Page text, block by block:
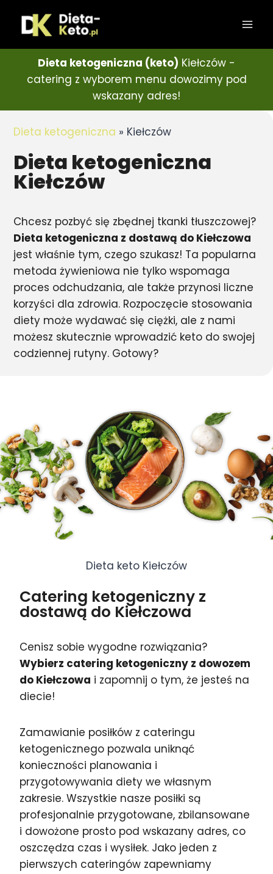
Dieta ketogeniczna (keto) Kiełczów -
catering z wyborem menu dowozimy pod
wskazany adres!
Dieta ketogeniczna » Kiełczów
Dieta ketogeniczna
Kiełczów
Chcesz pozbyć się zbędnej tkanki tłuszczowej?
Dieta ketogeniczna z dostawą do Kiełczowa
jest właśnie tym, czego szukasz! Ta popularna
metoda żywieniowa nie tylko wspomaga
proces odchudzania, ale także przynosi liczne
korzyści dla zdrowia. Rozpoczęcie stosowania
diety może wydawać się ciężki, ale z nami
możesz skutecznie wprowadzić keto do swojej
codziennej rutyny. Gotowy?
Dieta keto Kiełczów
Catering ketogeniczny z
dostawą do Kiełczowa
Cenisz sobie wygodne rozwiązania?
Wybierz catering ketogeniczny z dowozem
do Kiełczowa i zapomnij o tym, że jesteś na
diecie!
Zamawianie posiłków z cateringu
ketogenicznego pozwala uniknąć
konieczności planowania i
przygotowywania diety we własnym
zakresie. Wszystkie nasze posiłki są
profesjonalnie przygotowane, zbilansowane
i dowożone prosto pod wskazany adres, co
oszczędza czas i wysiłek. Jako jeden z
pierwszych cateringów zapewniamy